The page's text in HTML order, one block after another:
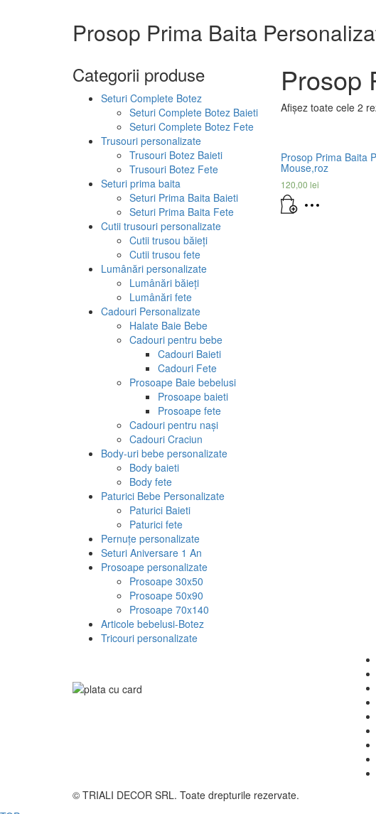
Prosop Prima Baita
Prosop
Afișez toate cele 2
Prosop Prima Baita
Mouse,roz
120,00 lei
Categorii produse
Seturi Complete Botez
Seturi Complete Botez Baieti
Seturi Complete Botez Fete
Trusouri personalizate
Trusouri Botez Baieti
Trusouri Botez Fete
Seturi prima baita
Seturi Prima Baita Baieti
Seturi Prima Baita Fete
Cutii trusouri personalizate
Cutii trusou băieți
Cutii trusou fete
Lumânări personalizate
Lumânări băieți
Lumânări fete
Cadouri Personalizate
Halate Baie Bebe
Cadouri pentru bebe
Cadouri Baieti
Cadouri Fete
Prosoape Baie bebelusi
Prosoape baieti
Prosoape fete
Cadouri pentru nași
Cadouri Craciun
Body-uri bebe personalizate
Body baieti
Body fete
Paturici Bebe Personalizate
Paturici Baieti
Paturici fete
Pernuțe personalizate
Seturi Aniversare 1 An
Prosoape personalizate
Prosoape 30x50
Prosoape 50x90
Prosoape 70x140
Articole bebelusi-Botez
Tricouri personalizate
© TRIALI DECOR SRL. Toate drepturile rezervate.